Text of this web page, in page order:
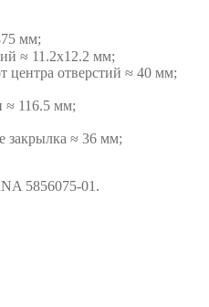
мм;
≈ 11.2х12.2 мм;
центра отверстий ≈ 40 мм;
≈ 116.5 мм;
закрылка ≈ 36 мм;
5856075-01.